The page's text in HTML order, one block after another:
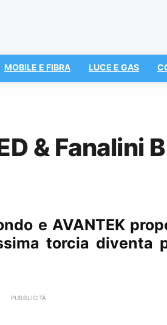
MOBILE E FIBRA LUCE E GAS
& Fanalini
e AVANTEK
torcia diventa
PUBBLICITÀ